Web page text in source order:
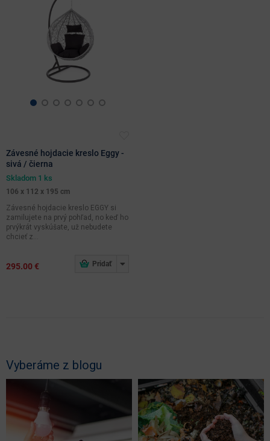
béžová biela
čierna číra
oranžováružová
sivá
materiál
kov
látka
svetlosť
farby
svetlé
Závesné hojdacie kreslo Eggy -
sivá / čierna
Skladom 1 ks
106 x 112 x 195 cm
Závesné hojdacie kreslo EGGY si
zamilujete na prvý pohľad, no keď ho
prvýkrát vyskúšate, už nebudete
chcieť z...
295.00 €
Vyberáme z blogu